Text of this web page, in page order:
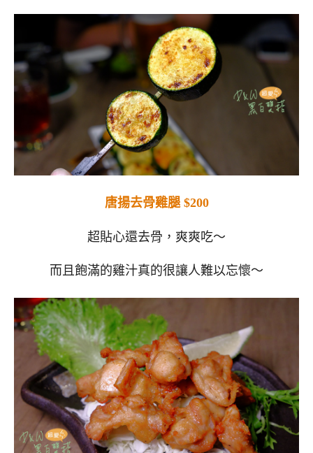
唐揚去骨雞腿 $200
超貼心還去骨，爽爽吃～
而且飽滿的雞汁真的很讓人難以忘懷～